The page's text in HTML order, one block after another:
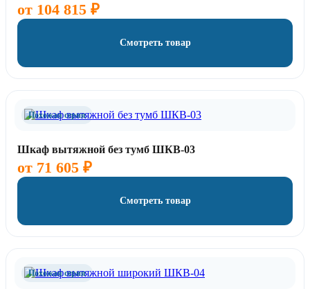
от 104 815 ₽
Смотреть товар
Похожая серия
Шкаф вытяжной без тумб ШКВ-03
от 71 605 ₽
Смотреть товар
Похожая серия